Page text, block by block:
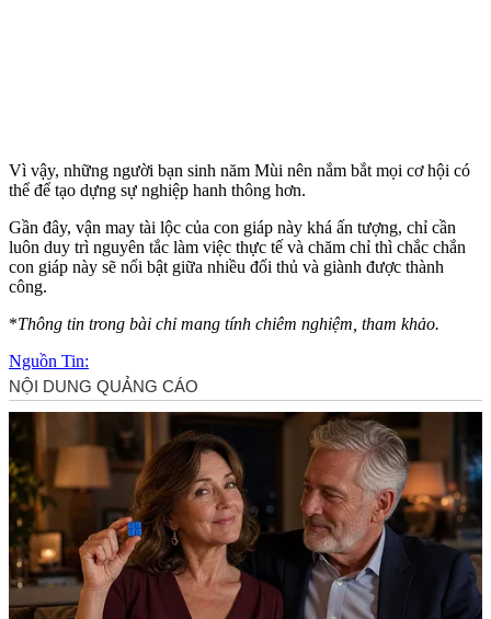
Vì vậy, những người bạn sinh năm Mùi nên nắm bắt mọi cơ hội có
thể để tạo dựng sự nghiệp hanh thông hơn.
Gần đây, vận may tài lộc của con giáp này khá ấn tượng, chỉ cần
luôn duy trì nguyên tắc làm việc thực tế và chăm chỉ thì chắc chắn
con giáp này sẽ nổi bật giữa nhiều đối thủ và giành được thành
công.
*Thông tin trong bài chỉ mang tính chiêm nghiệm, tham khảo.
Nguồn Tin: